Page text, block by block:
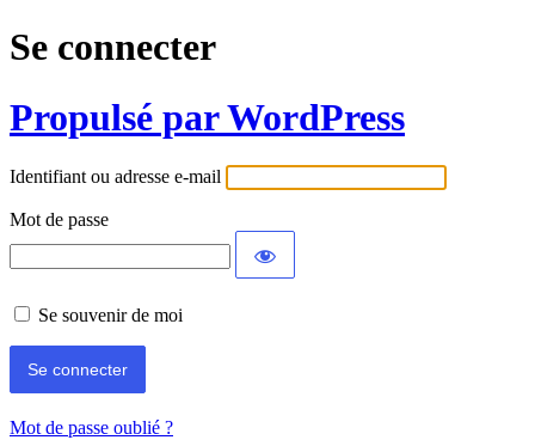
Se connecter
Propulsé par WordPress
Identifiant ou adresse e-mail
Mot de passe
Se souvenir de moi
Mot de passe oublié ?